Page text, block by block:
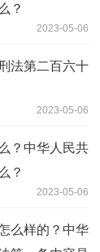
？
2023-05-06
法第二百六十
2023-05-06
？中华人民共
？
2023-05-06
么样的？中华